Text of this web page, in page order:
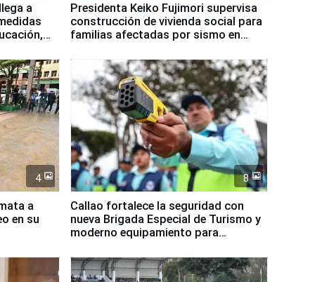
a
Presidenta Keiko Fujimori supervisa
construcción de vivienda social para
familias afectadas por sismo en
4
a
en su
8
Callao fortalece la seguridad con
nueva Brigada Especial de Turismo y
moderno equipamiento para